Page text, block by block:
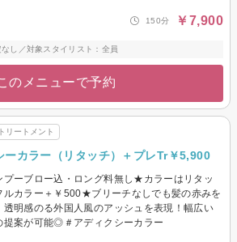
150分 ￥7,900
し／対象スタイリスト：全員
のメニューで予約
トリートメント
ーカラー（リタッチ）＋プレTr￥5,900
プーブロー込・ロング料無し★カラーはリタッ
ルカラー＋￥500★ブリーチなしでも髪の赤みを
透明感のる外国人風のアッシュを表現！幅広い
提案が可能◎＃アディクシーカラー